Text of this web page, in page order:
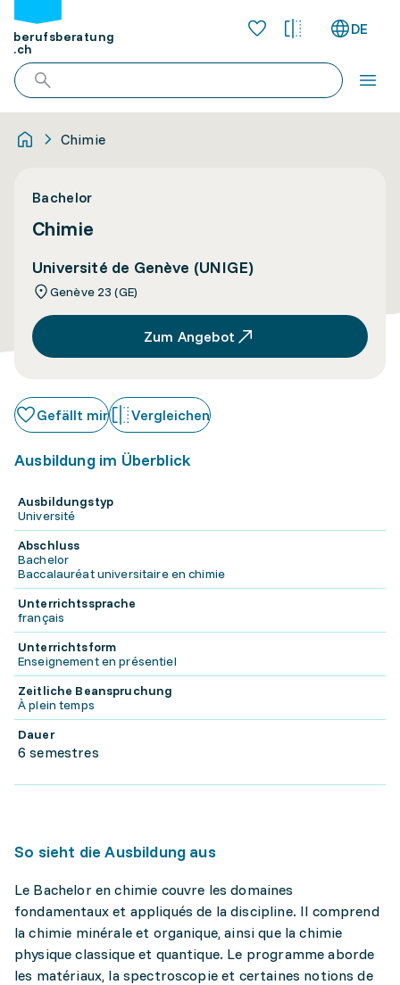
berufsberatung
.ch
DE
Chimie
Bachelor
Chimie
Université de Genève (UNIGE)
Genève 23 (GE)
Zum Angebot
Gefällt mir Vergleichen
Ausbildung im Überblick
Ausbildungstyp
Université
Abschluss
Bachelor
Baccalauréat universitaire en chimie
Unterrichtssprache
français
Unterrichtsform
Enseignement en présentiel
Zeitliche Beanspruchung
À plein temps
Dauer
6 semestres
So sieht die Ausbildung aus
Le Bachelor en chimie couvre les domaines
fondamentaux et appliqués de la discipline. Il comprend
la chimie minérale et organique, ainsi que la chimie
physique classique et quantique. Le programme aborde
les matériaux, la spectroscopie et certaines notions de